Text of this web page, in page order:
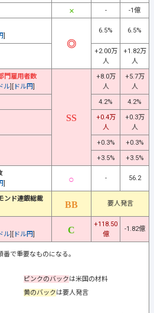
- -1億
]
6.5% 6.5%
+2.00万
人
+1.82万
人
門雇用者数
ル][ ドル円]
+8.0万
人
+5.7万
人
4.2% 4.2%
+0.4万
人
+0.3万
人
+0.3%
+0.3%
+3.5%
+3.5%
]
- 56.2
ンド連銀総裁
要人発言
ル][ ドル円]
+118.50
億
-1.82億
番で重要なものになる。
ピンクのバックは米国の材料
黄のバックは要人発言